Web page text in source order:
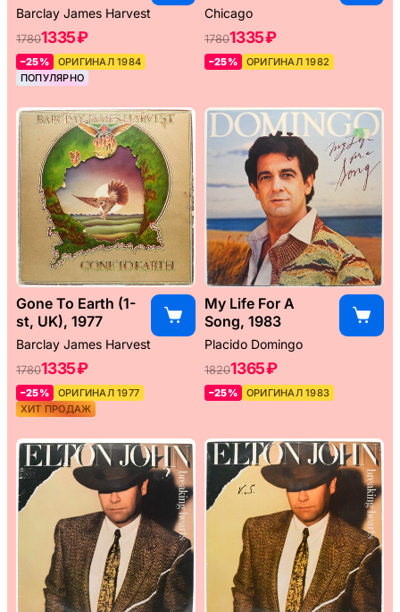
Barclay James Harvest
17801335 ₽
–25%
ОРИГИНАЛ 1984
ПОПУЛЯРНО
Chicago
17801335 ₽
–25% ОРИГИНАЛ 1982
Gone To Earth (1-
st, UK), 1977
Barclay James Harvest
17801335 ₽
–25%
ОРИГИНАЛ 1977
ХИТ ПРОДАЖ
My Life For A
Song, 1983
Placido Domingo
18201365 ₽
–25% ОРИГИНАЛ 1983